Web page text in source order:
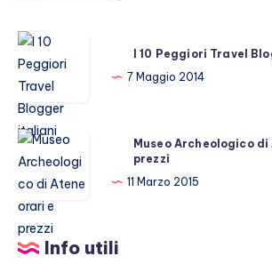
I
10
Peggiori
Travel
Blogger
I 10 Peggiori Travel
7 Maggio 2014
Museo
Archeologico
di
Atene
orari
e
Museo Archeologico
prezzi
11 Marzo 2015
Info utili